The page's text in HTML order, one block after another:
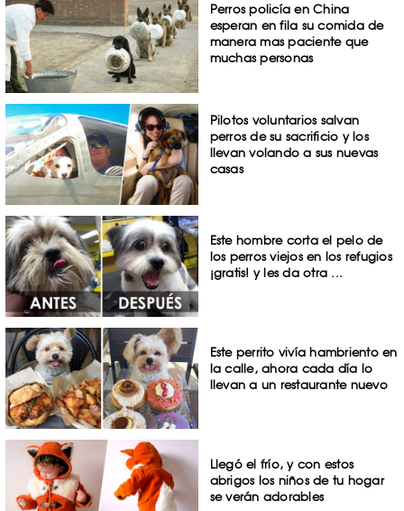
Perros policía en China
esperan en fila su comida de
manera mas paciente que
muchas personas
Pilotos voluntarios salvan
perros de su sacrificio y los
llevan volando a sus nuevas
casas
Este hombre corta el pelo de
los perros viejos en los refugios
¡gratis! y les da otra ...
Este perrito vivía hambriento en
la calle, ahora cada día lo
llevan a un restaurante nuevo
Llegó el frío, y con estos
abrigos los niños de tu hogar
se verán adorables